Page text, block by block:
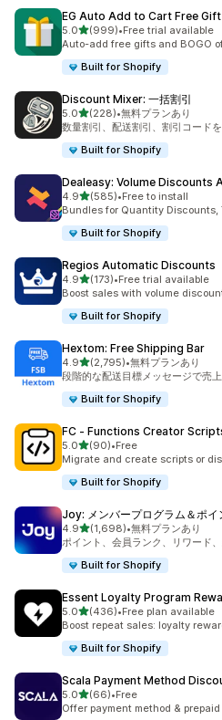
EG Auto Add to Cart Free Gift
5.05つ星中
(999)
合計レビュー数：999件
•Free trial available
Auto-add free gifts and BOGO
Built for Shopify
Discount Mixer: 一括割引
5.05つ星中
(228)
合計レビュー数：228件
•無料プランあり
数量割引、配送割引、割引コード
Built for Shopify
Dealeasy: Volume Discounts
4.95つ星中
(585)
合計レビュー数：585件
•Free to install
Bundles for Quantity Discounts,
Built for Shopify
Regios Automatic Discounts
4.95つ星中
(173)
合計レビュー数：173件
•Free trial available
Boost sales with volume
Built for Shopify
Hextom: Free Shipping Bar
4.95つ星中
(2,795)
合計レビュー数：2795件
•無料プランあり
段階的な配送目標メッセージで売
Built for Shopify
FC ‑ Functions Creator
5.05つ星中
(90)
合計レビュー数：90件
•Free
Migrate and create scripts or
Built for Shopify
Joy: メンバープログラム＆ポ
4.95つ星中
(1,698)
合計レビュー数：1698件
•無料プランあり
ポイント、会員ランク、リワード
Built for Shopify
Essent Loyalty Program
5.05つ星中
(436)
合計レビュー数：436件
•Free plan available
Boost repeat sales: loyalty
Built for Shopify
Scala Payment Method
5.05つ星中
(66)
合計レビュー数：66件
•Free
Offer payment method &